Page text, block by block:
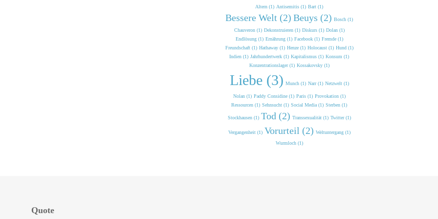
Altern (1) Antisemitis (1) Bart (1)
Bessere Welt (2) Beuys (2) Bosch (1)
Chauveron (1) Dekonstruieren (1) Diskurs (1) Dolan (1)
Endlösung (1) Ernährung (1) Facebook (1) Fremde (1)
Freundschaft (1) Hathaway (1) Henze (1) Holocaust (1) Hund (1)
Indien (1) Jahrhundertwerk (1) Kapitalismus (1) Konsum (1)
Konzentrationslager (1) Kossakovsky (1)
Liebe (3) Munch (1) Narr (1) Netzwelt (1)
Nolan (1) Paddy Considine (1) Paris (1) Provokation (1)
Ressourcen (1) Sehnsucht (1) Social Media (1) Sterben (1)
Stockhausen (1) Tod (2) Transsexualität (1) Twitter (1)
Vergangenheit (1) Vorurteil (2) Weltuntergang (1)
Wurmloch (1)
Quote